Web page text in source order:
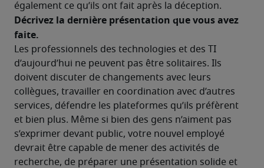
également ce qu’ils ont fait après la déception.
Décrivez la dernière présentation que vous avez
faite.
Les professionnels des technologies et des TI
d’aujourd’hui ne peuvent pas être solitaires. Ils
doivent discuter de changements avec leurs
collègues, travailler en coordination avec d’autres
services, défendre les plateformes qu’ils préfèrent
et bien plus. Même si bien des gens n’aiment pas
s’exprimer devant public, votre nouvel employé
devrait être capable de mener des activités de
recherche, de préparer une présentation solide et